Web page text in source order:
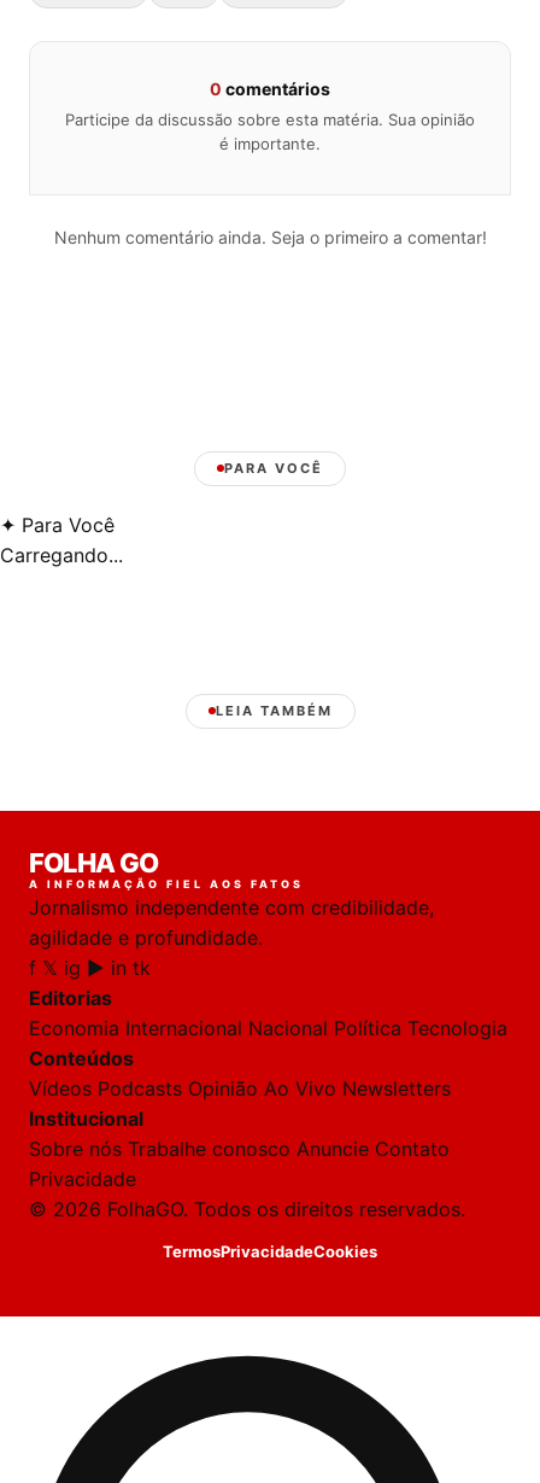
0 comentários
Participe da discussão sobre esta matéria. Sua opinião
é importante.
Nenhum comentário ainda. Seja o primeiro a comentar!
PARA VOCÊ
✦ Para Você
Carregando...
LEIA TAMBÉM
online
Laura
Oi!
👋
Boa
jornalista
Angélica
FOLHA GO
A INFORMAÇÃO FIEL AOS FATOS
Jornalismo independente com credibilidade,
agilidade e profundidade.
f 𝕏 ig ▶ in tk
Editorias
Economia Internacional Nacional Política Tecnologia
Conteúdos
Vídeos Podcasts Opinião Ao Vivo Newsletters
Institucional
Sobre nós Trabalhe conosco Anuncie Contato
Privacidade
© 2026 FolhaGO. Todos os direitos reservados.
TermosPrivacidadeCookies